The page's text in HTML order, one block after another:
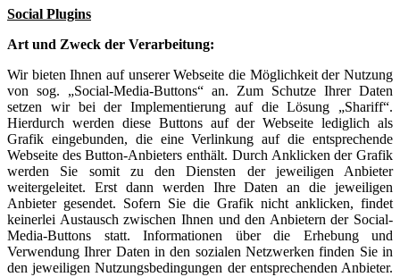
Social Plugins
Art und Zweck der Verarbeitung:
Wir bieten Ihnen auf unserer Webseite die Möglichkeit der Nutzung
von sog. „Social-Media-Buttons“ an. Zum Schutze Ihrer Daten
setzen wir bei der Implementierung auf die Lösung „Shariff“.
Hierdurch werden diese Buttons auf der Webseite lediglich als
Grafik eingebunden, die eine Verlinkung auf die entsprechende
Webseite des Button-Anbieters enthält. Durch Anklicken der Grafik
werden Sie somit zu den Diensten der jeweiligen Anbieter
weitergeleitet. Erst dann werden Ihre Daten an die jeweiligen
Anbieter gesendet. Sofern Sie die Grafik nicht anklicken, findet
keinerlei Austausch zwischen Ihnen und den Anbietern der Social-
Media-Buttons statt. Informationen über die Erhebung und
Verwendung Ihrer Daten in den sozialen Netzwerken finden Sie in
den jeweiligen Nutzungsbedingungen der entsprechenden Anbieter.